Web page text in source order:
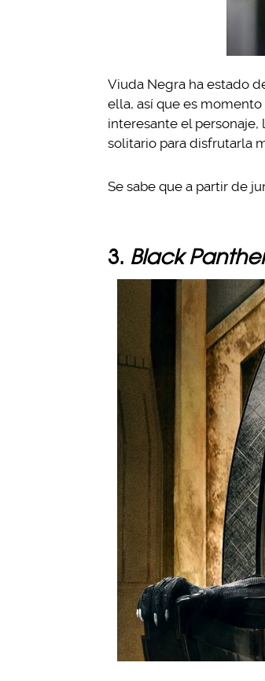
Viuda Negra ha estado
ella, así que es
interesante el personaje,
solitario para disfrutarla
Se sabe que a partir de
3. Black